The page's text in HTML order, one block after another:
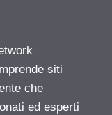
siti
che
ed esperti